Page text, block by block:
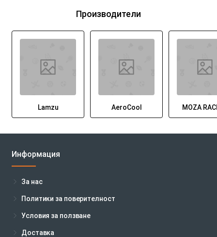
Производители
Lamzu AeroCool MOZA
Информация
За нас
Политики за поверителност
Условия за ползване
Доставка